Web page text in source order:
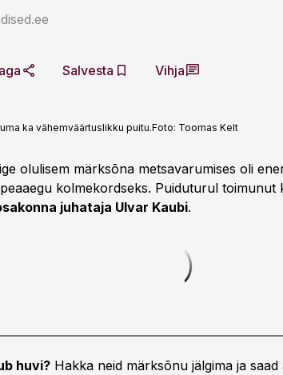
Salvesta Vihja
ka vähemväärtuslikku puitu.Foto: Toomas Kelt
olulisem märksõna metsavarumises oli
kolmekordseks. Puiduturul toimunut
juhataja Ulvar Kaubi.
huvi? Hakka neid märksõnu jälgima ja